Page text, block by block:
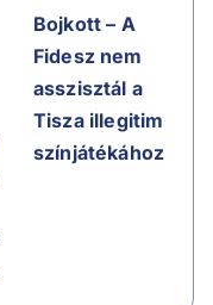
Bojkott – A
Fidesz nem
asszisztál a
Tisza illegitim
színjátékához